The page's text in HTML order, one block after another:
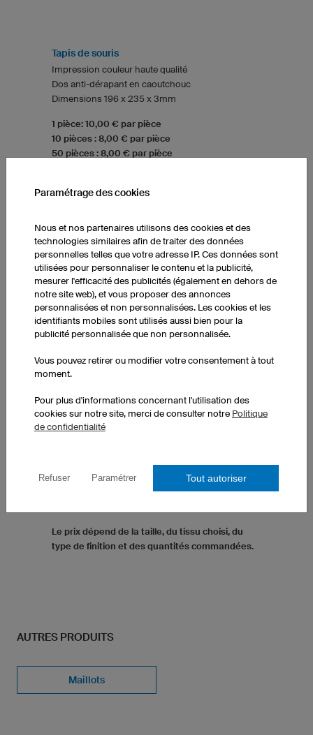
Tapis de souris
Impression couleur haute qualité
Dos anti-dérapant en caoutchouc
Dimensions 196 x 235 x 3mm
1 pièce: 10,00 € par pièce
10 pièces : 8,00 € par pièce
50 pièces : 8,00 € par pièce
Format personnalisé sur demande
Le prix dépend de la taille, du tissu choisi, du
type de finition et des quantités commandées.
AUTRES PRODUITS
Maillots
Paramétrage des cookies
Nous et nos partenaires utilisons des cookies et des
technologies similaires afin de traiter des données
personnelles telles que votre adresse IP. Ces données sont
utilisées pour personnaliser le contenu et la publicité,
mesurer l'efficacité des publicités (également en dehors de
notre site web), et vous proposer des annonces
personnalisées et non personnalisées. Les cookies et les
identifiants mobiles sont utilisés aussi bien pour la
publicité personnalisée que non personnalisée.
Vous pouvez retirer ou modifier votre consentement à tout
moment.
Pour plus d'informations concernant l'utilisation des
cookies sur notre site, merci de consulter notre Politique
de confidentialité
Refuser Paramétrer Tout autoriser